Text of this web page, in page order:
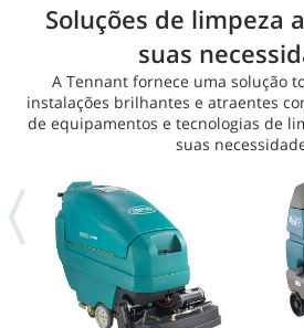
Soluções de limpeza
suas
A Tennant fornece uma solução
instalações brilhantes e atraentes
de equipamentos e tecnologias de
suas